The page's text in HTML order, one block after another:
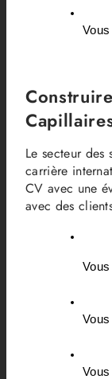
Le secteur
carrière
CV avec une
avec des